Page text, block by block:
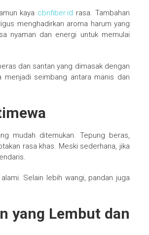
kaya cbnfiber.id rasa. Tambahan
menghadirkan aroma harum yang
nyaman dan energi untuk memulai
dan santan yang dimasak dengan
seimbang antara manis dan
mudah ditemukan. Tepung beras,
rasa khas. Meski sederhana, jika
Selain lebih wangi, pandan juga
yang Lembut dan